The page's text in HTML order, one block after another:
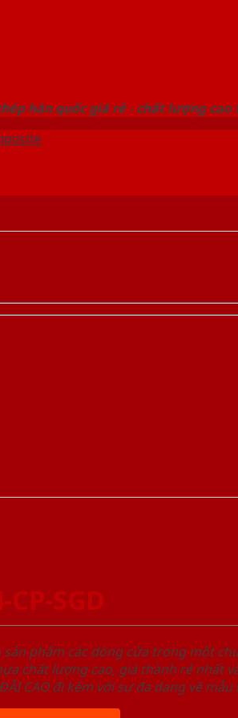
hàn quốc giá rẻ - chất lượng cao
SGD
phẩm các dòng cửa trong một
chất lượng cao, giá thành rẻ nhất
CAO đi kèm với sự đa dạng về